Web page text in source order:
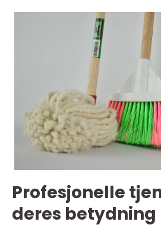
Profesjonelle
deres betydning